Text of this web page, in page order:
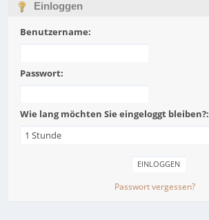
Einloggen
Benutzername:
Passwort:
Wie lang möchten Sie eingeloggt bleiben?:
Passwort vergessen?